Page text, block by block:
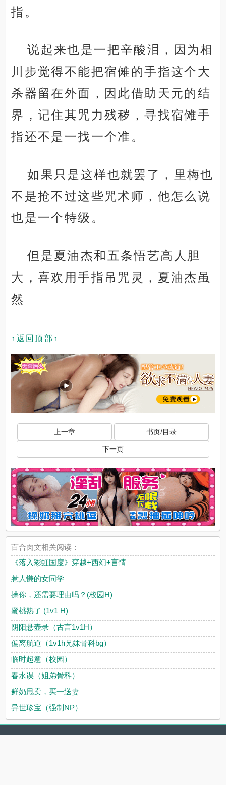
指。
说起来也是一把辛酸泪，因为相
川步觉得不能把宿傩的手指这个大
杀器留在外面，因此借助天元的结
界，记住其咒力残秽，寻找宿傩手
指还不是一找一个准。
如果只是这样也就罢了，里梅也
不是抢不过这些咒术师，他怎么说
也是一个特级。
但是夏油杰和五条悟艺高人胆
大，喜欢用手指吊咒灵，夏油杰虽
然
↑返回顶部↑
上一章 书页/目录
下一页
百合肉文相关阅读：
《落入彩虹国度》穿越+西幻+言情
惹人慊的女同学
操你，还需要理由吗？(校园H)
蜜桃熟了 (1v1 H)
阴阳悬壶录（古言1v1H）
偏离航道（1v1h兄妹骨科bg）
临时起意（校园）
春水误（姐弟骨科）
鲜奶甩卖，买一送妻
异世珍宝（强制NP）